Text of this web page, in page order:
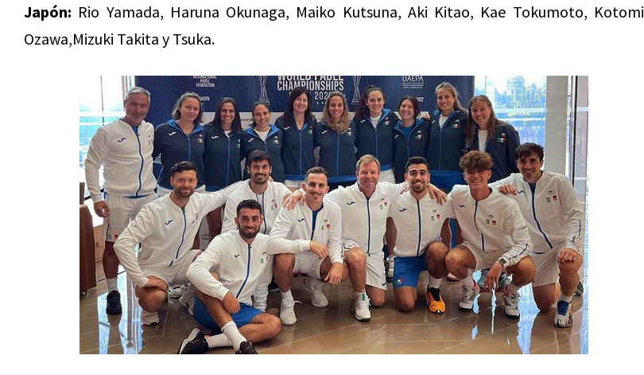
Japón: Rio Yamada, Haruna Okunaga, Maiko Kutsuna, Aki Kitao, Kae Tokumoto, Kotomi
Ozawa,Mizuki Takita y Tsuka.